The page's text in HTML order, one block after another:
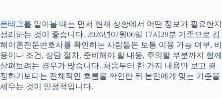
폰테크를 알아볼 때는 먼저 현재 상황에서 어떤 정보가 필요한지
정리하는 것이 좋습니다. 2026년07월06일 17시29분 기준으로 김
해이혼전문변호사를 확인하는 사람들은 보통 이용 가능 여부, 비
용이나 조건, 상담 절차, 준비해야 할 내용, 주의할 부분까지 함께
살펴보려는 경우가 많습니다. 처음부터 한 가지 내용만 보고 결
정하기보다는 전체적인 흐름을 확인한 뒤 본인에게 맞는 기준을
세우는 것이 안정적입니다.